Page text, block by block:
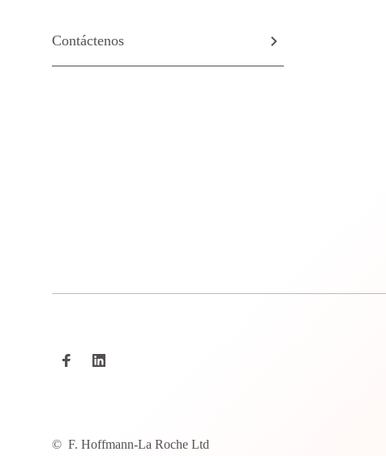
Contáctenos
© F. Hoffmann-La Roche Ltd